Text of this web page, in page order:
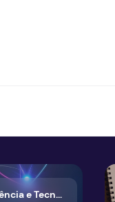
Ciência e Tecnologia